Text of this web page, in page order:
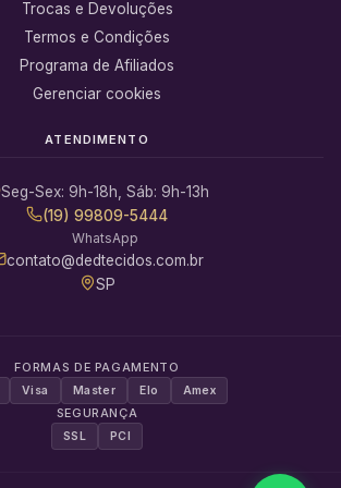
Trocas e Devoluções
Termos e Condições
Programa de Afiliados
Gerenciar cookies
ATENDIMENTO
Seg-Sex: 9h-18h, Sáb: 9h-13h
(19) 99809-5444
WhatsApp
contato@dedtecidos.com.br
SP
FORMAS DE PAGAMENTO
Visa Master Elo Amex
SEGURANÇA
SSL PCI